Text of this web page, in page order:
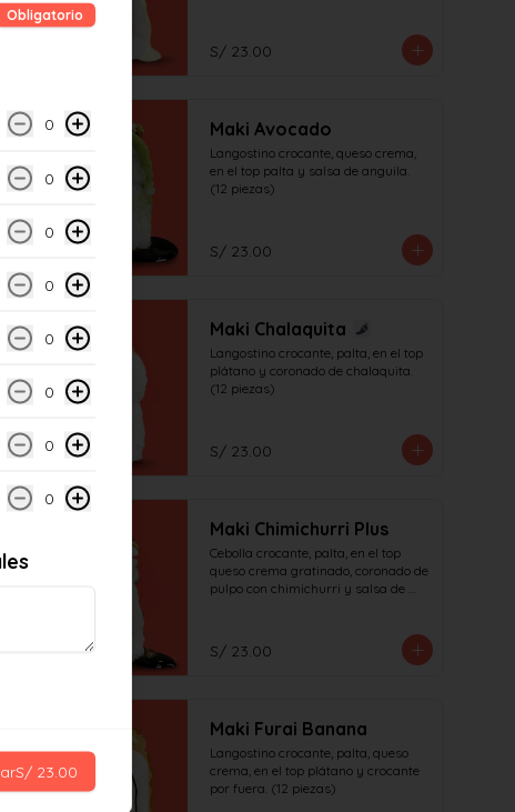
S/ 23.00
Maki Avocado
Langostino crocante, queso crema,
en el top palta y salsa de anguila.
(12 piezas)
S/ 23.00
Maki Chalaquita
Langostino crocante, palta, en el top
plátano y coronado de chalaquita.
(12 piezas)
S/ 23.00
Maki Chimichurri Plus
Cebolla crocante, palta, en el top
queso crema gratinado, coronado de
pulpo con chimichurri y salsa de
S/ 23.00
Maki Furai Banana
Langostino crocante, palta, queso
crema, en el top plátano y crocante
por fuera. (12 piezas)
Obligatorio
0
0
0
0
0
0
0
0
S/ 23.00